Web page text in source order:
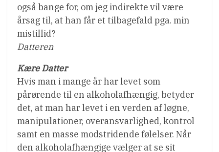
også bange for, om jeg indirekte vil være
årsag til, at han får et tilbagefald pga. min
mistillid?
Datteren
Kære Datter
Hvis man i mange år har levet som
pårørende til en alkoholafhængig, betyder
det, at man har levet i en verden af løgne,
manipulationer, overansvarlighed, kontrol
samt en masse modstridende følelser. Når
den alkoholafhængige vælger at se sit